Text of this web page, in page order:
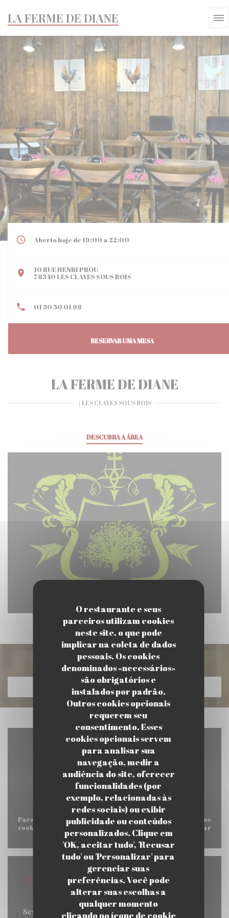
O restaurante e seus
parceiros utilizam cookies
neste site, o que pode
implicar na coleta de dados
pessoais. Os cookies
denominados «necessários»
são obrigatórios e
instalados por padrão.
Outros cookies opcionais
requerem seu
consentimento. Esses
cookies opcionais servem
para analisar sua
navegação, medir a
audiência do site, oferecer
funcionalidades (por
exemplo, relacionadas às
redes sociais) ou exibir
publicidade ou conteúdos
personalizados. Clique em
'OK, aceitar tudo', 'Recusar
tudo' ou 'Personalizar' para
gerenciar suas
preferências. Você pode
alterar suas escolhas a
qualquer momento
clicando no ícone de cookie
LA FERME DE DIANE
Aberto hoje de 19:00 a 22:00
10 RUE HENRI PROU
78340 LES CLAYES SOUS BOIS
01 30 50 01 98
RESERVAR UMA MESA
LA FERME DE DIANE
| LES CLAYES SOUS BOIS
DESCUBRA A ÁREA
Descubra o nosso menu
DESCUBRA O NOSSO MENU
Para exibir o mapa interativo do Waze, você deve aceitar os
cookies do Waze Map (Google). Esses cookies podem coletar
dados de navegação e localização.
Autorizar
Informações gerais
Horário de abertura
Seg